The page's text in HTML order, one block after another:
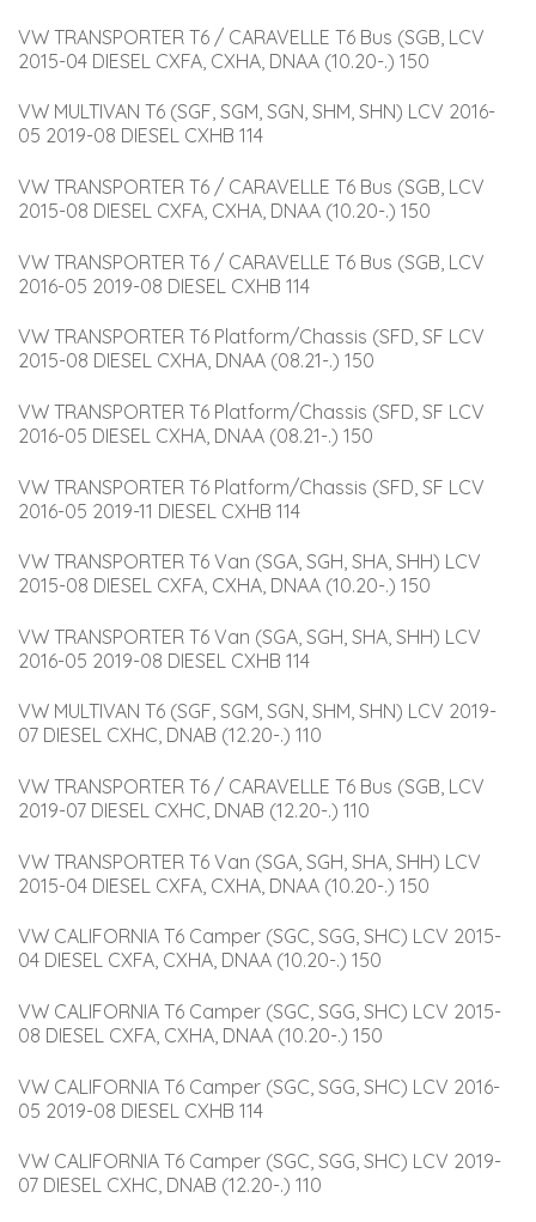
VW TRANSPORTER T6 / CARAVELLE T6 Bus (SGB, LCV
2015-04 DIESEL CXFA, CXHA, DNAA (10.20-.) 150
VW MULTIVAN T6 (SGF, SGM, SGN, SHM, SHN) LCV 2016-
05 2019-08 DIESEL CXHB 114
VW TRANSPORTER T6 / CARAVELLE T6 Bus (SGB, LCV
2015-08 DIESEL CXFA, CXHA, DNAA (10.20-.) 150
VW TRANSPORTER T6 / CARAVELLE T6 Bus (SGB, LCV
2016-05 2019-08 DIESEL CXHB 114
VW TRANSPORTER T6 Platform/Chassis (SFD, SF LCV
2015-08 DIESEL CXHA, DNAA (08.21-.) 150
VW TRANSPORTER T6 Platform/Chassis (SFD, SF LCV
2016-05 DIESEL CXHA, DNAA (08.21-.) 150
VW TRANSPORTER T6 Platform/Chassis (SFD, SF LCV
2016-05 2019-11 DIESEL CXHB 114
VW TRANSPORTER T6 Van (SGA, SGH, SHA, SHH) LCV
2015-08 DIESEL CXFA, CXHA, DNAA (10.20-.) 150
VW TRANSPORTER T6 Van (SGA, SGH, SHA, SHH) LCV
2016-05 2019-08 DIESEL CXHB 114
VW MULTIVAN T6 (SGF, SGM, SGN, SHM, SHN) LCV 2019-
07 DIESEL CXHC, DNAB (12.20-.) 110
VW TRANSPORTER T6 / CARAVELLE T6 Bus (SGB, LCV
2019-07 DIESEL CXHC, DNAB (12.20-.) 110
VW TRANSPORTER T6 Van (SGA, SGH, SHA, SHH) LCV
2015-04 DIESEL CXFA, CXHA, DNAA (10.20-.) 150
VW CALIFORNIA T6 Camper (SGC, SGG, SHC) LCV 2015-
04 DIESEL CXFA, CXHA, DNAA (10.20-.) 150
VW CALIFORNIA T6 Camper (SGC, SGG, SHC) LCV 2015-
08 DIESEL CXFA, CXHA, DNAA (10.20-.) 150
VW CALIFORNIA T6 Camper (SGC, SGG, SHC) LCV 2016-
05 2019-08 DIESEL CXHB 114
VW CALIFORNIA T6 Camper (SGC, SGG, SHC) LCV 2019-
07 DIESEL CXHC, DNAB (12.20-.) 110